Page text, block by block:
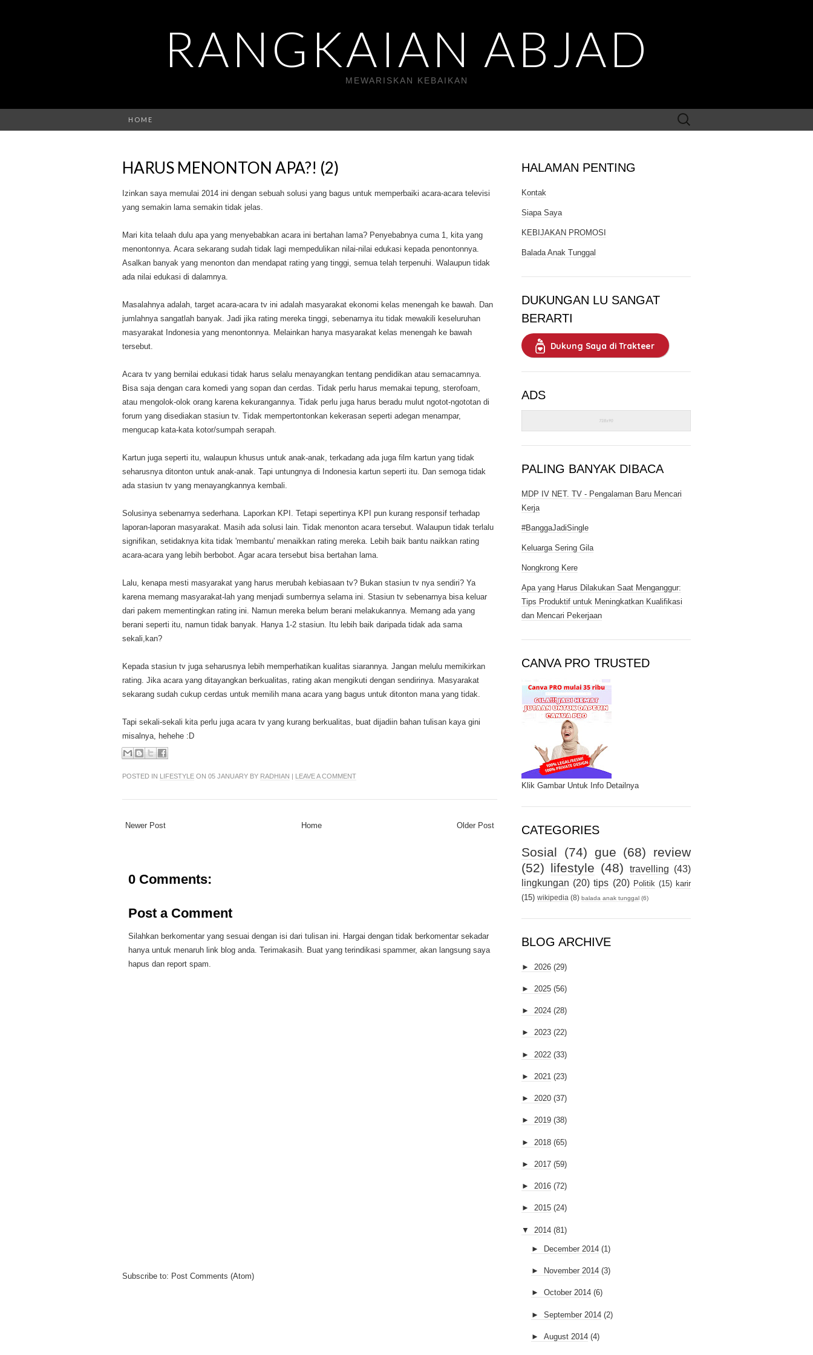
RANGKAIAN ABJAD
MEWARISKAN KEBAIKAN
HOME
Search
for:
HARUS MENONTON APA?! (2)
Izinkan saya memulai 2014 ini dengan sebuah solusi yang bagus untuk memperbaiki acara-acara televisi
yang semakin lama semakin tidak jelas.
Mari kita telaah dulu apa yang menyebabkan acara ini bertahan lama? Penyebabnya cuma 1, kita yang
menontonnya. Acara sekarang sudah tidak lagi mempedulikan nilai-nilai edukasi kepada penontonnya.
Asalkan banyak yang menonton dan mendapat rating yang tinggi, semua telah terpenuhi. Walaupun tidak
ada nilai edukasi di dalamnya.
Masalahnya adalah, target acara-acara tv ini adalah masyarakat ekonomi kelas menengah ke bawah. Dan
jumlahnya sangatlah banyak. Jadi jika rating mereka tinggi, sebenarnya itu tidak mewakili keseluruhan
masyarakat Indonesia yang menontonnya. Melainkan hanya masyarakat kelas menengah ke bawah
tersebut.
Acara tv yang bernilai edukasi tidak harus selalu menayangkan tentang pendidikan atau semacamnya.
Bisa saja dengan cara komedi yang sopan dan cerdas. Tidak perlu harus memakai tepung, sterofoam,
atau mengolok-olok orang karena kekurangannya. Tidak perlu juga harus beradu mulut ngotot-ngototan di
forum yang disediakan stasiun tv. Tidak mempertontonkan kekerasan seperti adegan menampar,
mengucap kata-kata kotor/sumpah serapah.
Kartun juga seperti itu, walaupun khusus untuk anak-anak, terkadang ada juga film kartun yang tidak
seharusnya ditonton untuk anak-anak. Tapi untungnya di Indonesia kartun seperti itu. Dan semoga tidak
ada stasiun tv yang menayangkannya kembali.
Solusinya sebenarnya sederhana. Laporkan KPI. Tetapi sepertinya KPI pun kurang responsif terhadap
laporan-laporan masyarakat. Masih ada solusi lain. Tidak menonton acara tersebut. Walaupun tidak terlalu
signifikan, setidaknya kita tidak 'membantu' menaikkan rating mereka. Lebih baik bantu naikkan rating
acara-acara yang lebih berbobot. Agar acara tersebut bisa bertahan lama.
Lalu, kenapa mesti masyarakat yang harus merubah kebiasaan tv? Bukan stasiun tv nya sendiri? Ya
karena memang masyarakat-lah yang menjadi sumbernya selama ini. Stasiun tv sebenarnya bisa keluar
dari pakem mementingkan rating ini. Namun mereka belum berani melakukannya. Memang ada yang
berani seperti itu, namun tidak banyak. Hanya 1-2 stasiun. Itu lebih baik daripada tidak ada sama
sekali,kan?
Kepada stasiun tv juga seharusnya lebih memperhatikan kualitas siarannya. Jangan melulu memikirkan
rating. Jika acara yang ditayangkan berkualitas, rating akan mengikuti dengan sendirinya. Masyarakat
sekarang sudah cukup cerdas untuk memilih mana acara yang bagus untuk ditonton mana yang tidak.
Tapi sekali-sekali kita perlu juga acara tv yang kurang berkualitas, buat dijadiin bahan tulisan kaya gini
misalnya, hehehe :D
POSTED IN LIFESTYLE ON 05 JANUARY BY RADHIAN | LEAVE A COMMENT
Newer Post Older Post
Home
0 Comments:
Post a Comment
Silahkan berkomentar yang sesuai dengan isi dari tulisan ini. Hargai dengan tidak berkomentar sekadar
hanya untuk menaruh link blog anda. Terimakasih. Buat yang terindikasi spammer, akan langsung saya
hapus dan report spam.
Subscribe to: Post Comments (Atom)
HALAMAN PENTING
Kontak
Siapa Saya
KEBIJAKAN PROMOSI
Balada Anak Tunggal
DUKUNGAN LU SANGAT
BERARTI
Dukung Saya di Trakteer
ADS
PALING BANYAK DIBACA
MDP IV NET. TV - Pengalaman Baru Mencari
Kerja
#BanggaJadiSingle
Keluarga Sering Gila
Nongkrong Kere
Apa yang Harus Dilakukan Saat Menganggur:
Tips Produktif untuk Meningkatkan Kualifikasi
dan Mencari Pekerjaan
CANVA PRO TRUSTED
Klik Gambar Untuk Info Detailnya
CATEGORIES
Sosial (74) gue (68)
review
(52) lifestyle (48) travelling (43)
lingkungan (20) tips (20) Politik (15) karir
(15) wikipedia (8) balada anak tunggal (6)
BLOG ARCHIVE
► 2026 (29)
► 2025 (56)
► 2024 (28)
► 2023 (22)
► 2022 (33)
► 2021 (23)
► 2020 (37)
► 2019 (38)
► 2018 (65)
► 2017 (59)
► 2016 (72)
► 2015 (24)
▼ 2014 (81)
► December 2014 (1)
► November 2014 (3)
► October 2014 (6)
► September 2014 (2)
► August 2014 (4)